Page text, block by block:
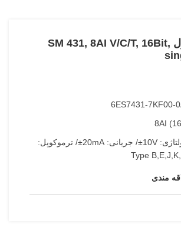
سیگنال ماژول SM 431, 8AI V/C/T, 16Bit,
نوع ورودی: ولتاژی: 10V±/ جریانی: 20mA±/ ترموکوپل:
Type
مندی